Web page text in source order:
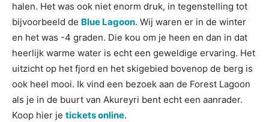
halen. Het was ook niet enorm druk, in tegenstelling tot
bijvoorbeeld de Blue Lagoon. Wij waren er in de winter
en het was -4 graden. Die kou om je heen en dan in dat
heerlijk warme water is echt een geweldige ervaring. Het
uitzicht op het fjord en het skigebied bovenop de berg is
ook heel mooi. Ik vind een bezoek aan de Forest Lagoon
als je in de buurt van Akureyri bent echt een aanrader.
Koop hier je tickets online.